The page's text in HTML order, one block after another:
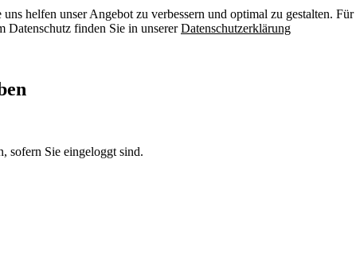
helfen unser Angebot zu verbessern und optimal zu gestalten.
Datenschutz finden Sie in unsererDatenschutzerklärung
sofern Sie eingeloggt sind.